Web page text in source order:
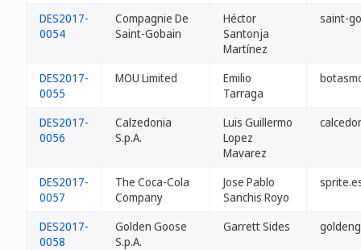
DES2017-
0054
Compagnie De
Saint-Gobain
Héctor
Santonja
Martínez
saint-
DES2017-
0055
MOU Limited
Emilio
Tarraga
DES2017-
0056
Calzedonia
S.p.A.
Luis Guillermo
Lopez
Mavarez
DES2017-
0057
The Coca-Cola
Company
Jose Pablo
Sanchis Royo
DES2017-
0058
Golden Goose
S.p.A.
Garrett Sides